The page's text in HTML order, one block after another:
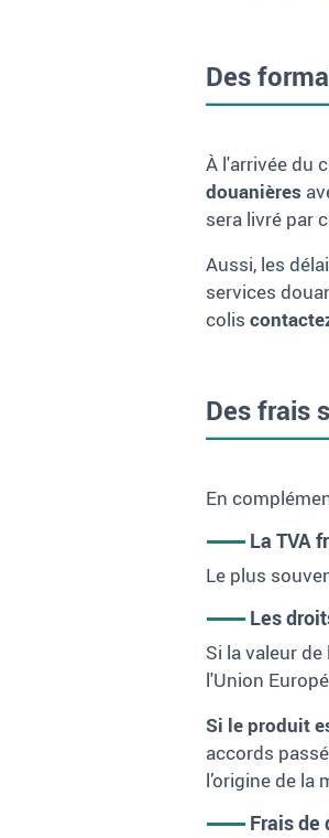
Des
À l'arrivée du
douanières
sera livré par
Aussi, les
services
colis
Des frais
En
La TVA
Le plus
Les
Si la valeur
l'Union
Si le produit
accords
l’origine de
Frais de